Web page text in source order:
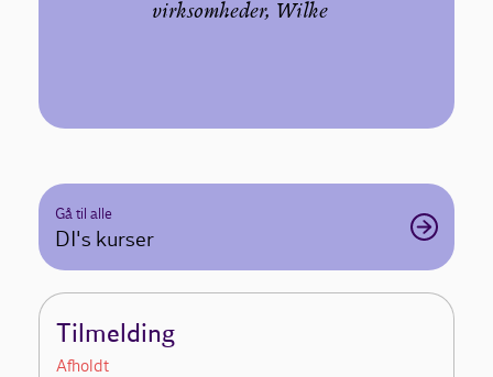
virksomheder, Wilke
Gå til alle
DI's kurser
Tilmelding
Afholdt